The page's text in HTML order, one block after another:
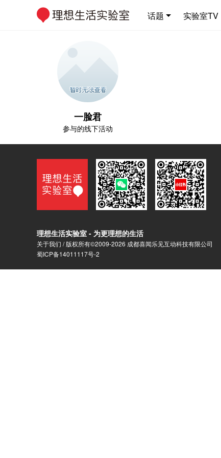
话题 实验室TV
一脸君
参与的线下活动
理想生活实验室 - 为更理想的生活
关于我们 / 版权所有©2009-2026 成都喜闻乐见互动科技有限公司
蜀ICP备14011117号-2